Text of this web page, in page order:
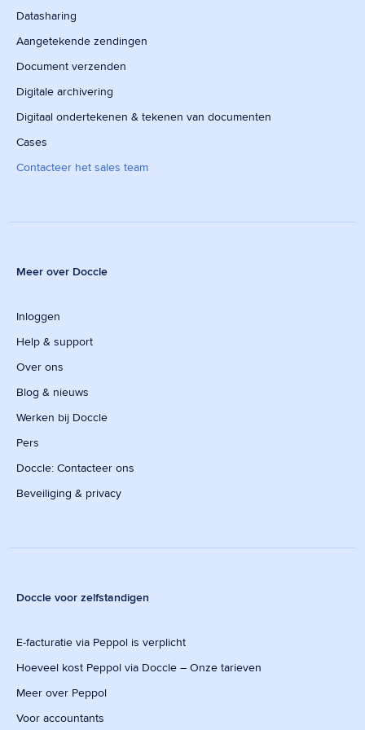
Datasharing
Aangetekende zendingen
Document verzenden
Digitale archivering
Digitaal ondertekenen & tekenen van documenten
Cases
Contacteer het sales team
Meer over Doccle
Inloggen
Help & support
Over ons
Blog & nieuws
Werken bij Doccle
Pers
Doccle: Contacteer ons
Beveiliging & privacy
Doccle voor zelfstandigen
E-facturatie via Peppol is verplicht
Hoeveel kost Peppol via Doccle – Onze tarieven
Meer over Peppol
Voor accountants